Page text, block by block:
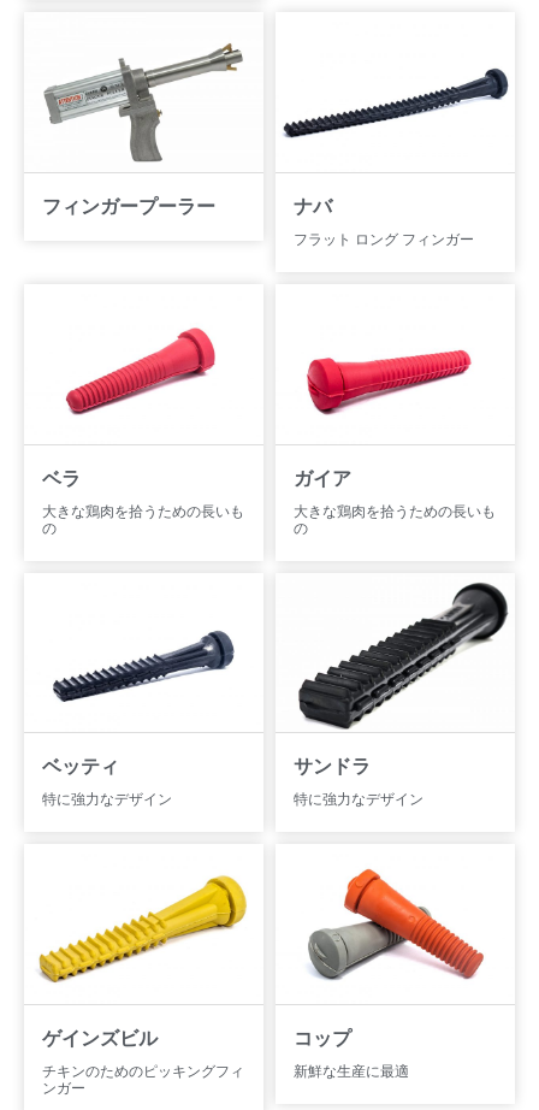
フィンガープーラー ナバ
フラット ロング フィンガー
ベラ
大きな鶏肉を拾うための長いも
の
ガイア
大きな鶏肉を拾うための長いも
の
ベッティ
特に強力なデザイン
サンドラ
特に強力なデザイン
ゲインズビル
チキンのためのピッキングフィ
ンガー
コップ
新鮮な生産に最適